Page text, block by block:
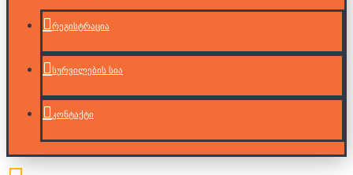
რეგისტრაცია
სურვილების სია
კონტაქტი